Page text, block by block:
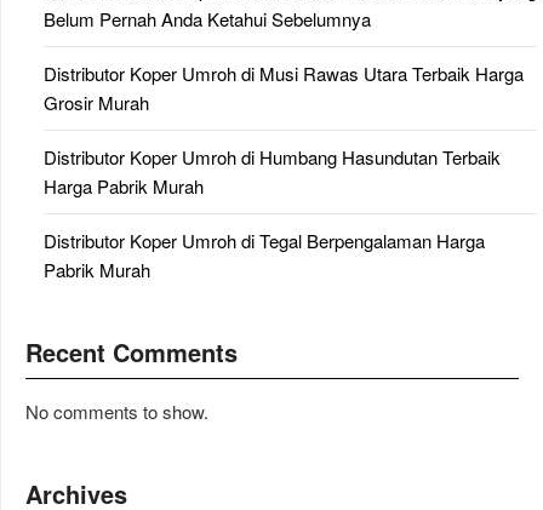
Belum Pernah Anda Ketahui Sebelumnya
Distributor Koper Umroh di Musi Rawas Utara Terbaik Harga
Grosir Murah
Distributor Koper Umroh di Humbang Hasundutan Terbaik
Harga Pabrik Murah
Distributor Koper Umroh di Tegal Berpengalaman Harga
Pabrik Murah
Recent Comments
No comments to show.
Archives